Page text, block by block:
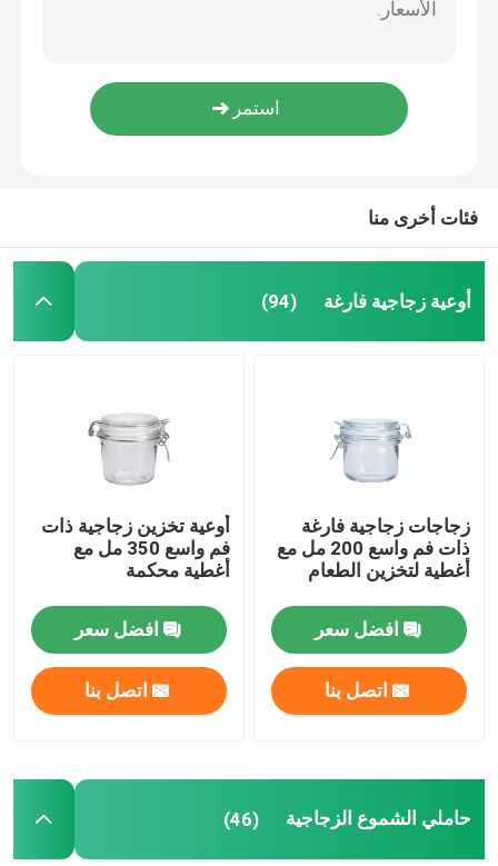
جرة زجاجية
أداة تسليم المشروبات الزجاجية
كوب بيرة زجاجي
زجاجات الحليب
إبريق ماء زجاجي
إناء النبيذ الزجاجي
حاويات زجاجية لتخزين الغذاء
أوعية تجميل زجاجية
فئات أخرى منا
أوعية زجاجية فارغة (94)
زجاجات زجاجية فارغة
ذات فم واسع 200 مل مع
أغطية لتخزين الطعام
افضل سعر
اتصل بنا
أوعية تخزين زجاجية ذات
فم واسع 350 مل مع
أغطية محكمة
افضل سعر
اتصل بنا
حاملي الشموع الزجاجية (46)